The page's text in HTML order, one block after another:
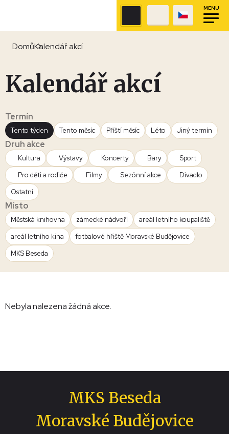
MENU
DomůKalendář akcí
Kalendář akcí
Termín
Tento týden Tento měsíc Příští měsíc Léto Jiný termín
Druh akce
Kultura Výstavy Koncerty Bary
Sport
Pro děti a rodiče
Filmy Sezónní akce
Divadlo
Ostatní
Místo
Městská knihovna zámecké nádvoří
areál letního koupaliště
areál letního kina
fotbalové hřiště Moravské Budějovice
MKS Beseda
Nebyla nalezena žádná akce.
MKS Beseda
Moravské Budějovice